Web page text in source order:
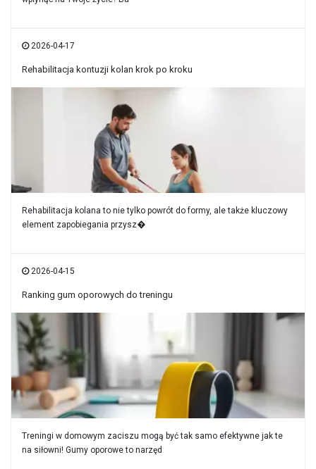
2026-04-17
Rehabilitacja kontuzji kolan krok po kroku
Rehabilitacja kolana to nie tylko powrót do formy, ale także kluczowy
element zapobiegania przysz�
2026-04-15
Ranking gum oporowych do treningu
Treningi w domowym zaciszu mogą być tak samo efektywne jak te
na siłowni! Gumy oporowe to narzęd